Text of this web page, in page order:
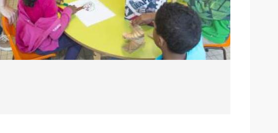
ShareThis is disabled. Allow